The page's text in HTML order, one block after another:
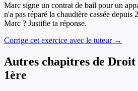
Marc signe un contrat de bail pour un
n'a pas réparé la chaudière cassée depuis
Marc ? Justifie ta réponse.
Corrige cet exercice avec le tuteur →
Autres chapitres de Droit
1ère